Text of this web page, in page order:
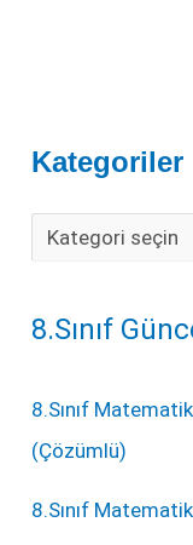
Kategoriler
8.Sınıf
8.Sınıf
(Çözümlü)
8.Sınıf